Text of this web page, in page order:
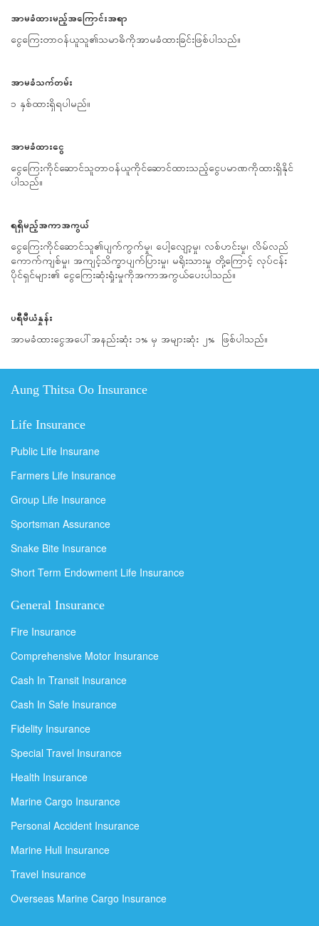
အာမခံထားမည့်အကြောင်းအရာ
ငွေကြေးတာဝန်ယူသူ၏သမာဓိကိုအာမခံထားခြင်းဖြစ်ပါသည်။
အာမခံသက်တမ်း
၁ နှစ်ထားရှိရပါမည်။
အာမခံထားငွေ
ငွေကြေးကိုင်ဆောင်သူတာဝန်ယူကိုင်ဆောင်ထားသည့်ငွေပမာဏကိုထားရှိနိုင်
ပါသည်။
ရရှိမည့်အကာအကွယ်
ငွေကြေးကိုင်ဆောင်သူ၏ပျက်ကွက်မှု၊ ပေါ့လျော့မှု၊ လစ်ဟင်းမှု၊ လိမ်လည်
ကောက်ကျစ်မှု၊ အကျင့်သိက္ခာပျက်ပြားမှု၊ မရိုးသားမှု တို့ကြောင့် လုပ်ငန်း
ပိုင်ရှင်များ၏ ငွေကြေးဆုံးရှုံးမှုကိုအကာအကွယ်ပေးပါသည်။
ပရီမီယံနှုန်း
အာမခံထားငွေအပေါ်အနည်းဆုံး ၁% မှ အများဆုံး ၂% ဖြစ်ပါသည်။
Aung Thitsa Oo Insurance
Life Insurance
Public Life Insurane
Farmers Life Insurance
Group Life Insurance
Sportsman Assurance
Snake Bite Insurance
Short Term Endowment Life Insurance
General Insurance
Fire Insurance
Comprehensive Motor Insurance
Cash In Transit Insurance
Cash In Safe Insurance
Fidelity Insurance
Special Travel Insurance
Health Insurance
Marine Cargo Insurance
Personal Accident Insurance
Marine Hull Insurance
Travel Insurance
Overseas Marine Cargo Insurance